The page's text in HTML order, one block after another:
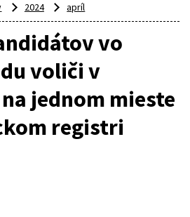
2024 apríl
vo
voliči v
jednom mieste
registri